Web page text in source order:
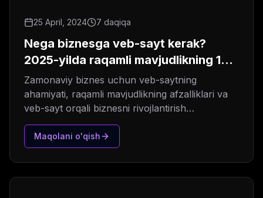
25 April, 2024 7 daqiqa
Nega biznesga veb-sayt kerak?
2025-yilda raqamli mavjudlikning 10
sababi
Zamonaviy biznes uchun veb-saytning
ahamiyati, raqamli mavjudlikning afzalliklari va
veb-sayt orqali biznesni rivojlantirish
imkoniyatlari haqida.
Maqolani o'qish